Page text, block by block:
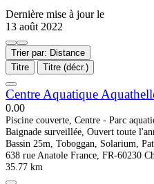
Dernière mise à jour le
13 août 2022
Trier par: Distance
Titre
Titre (décr.)
Centre Aquatique
0.00
Piscine couverte, Centre - Parc
Baignade surveillée, Ouvert toute
Bassin 25m, Toboggan, Solarium,
638 rue Anatole France, FR-60230
35.77 km